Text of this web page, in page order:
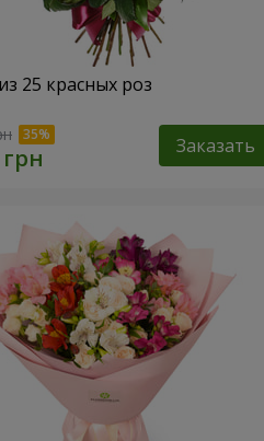
25 красных роз
Заказать